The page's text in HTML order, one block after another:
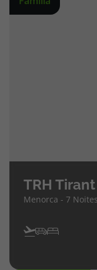
TRH
Menorca - 7 Noites